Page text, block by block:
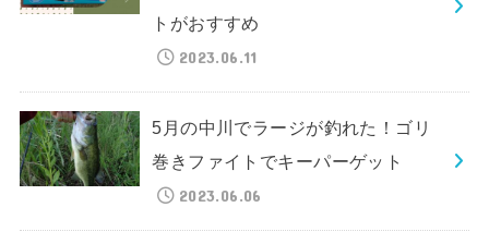
トがおすすめ
2023.06.11
5月の中川でラージが釣れた！ゴリ
巻きファイトでキーパーゲット
2023.06.06